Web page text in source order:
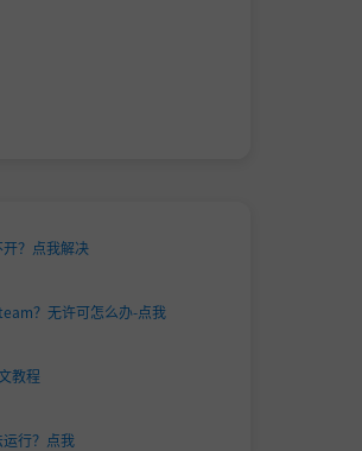
？点我解决
？无许可怎么办-点我
教程
行？点我